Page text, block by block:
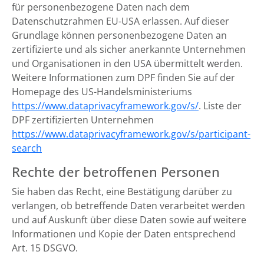
für personenbezogene Daten nach dem
Datenschutzrahmen EU-USA erlassen. Auf dieser
Grundlage können personenbezogene Daten an
zertifizierte und als sicher anerkannte Unternehmen
und Organisationen in den USA übermittelt werden.
Weitere Informationen zum DPF finden Sie auf der
Homepage des US-Handelsministeriums
https://www.dataprivacyframework.gov/s/. Liste der
DPF zertifizierten Unternehmen
https://www.dataprivacyframework.gov/s/participant-
search
Rechte der betroffenen Personen
Sie haben das Recht, eine Bestätigung darüber zu
verlangen, ob betreffende Daten verarbeitet werden
und auf Auskunft über diese Daten sowie auf weitere
Informationen und Kopie der Daten entsprechend
Art. 15 DSGVO.